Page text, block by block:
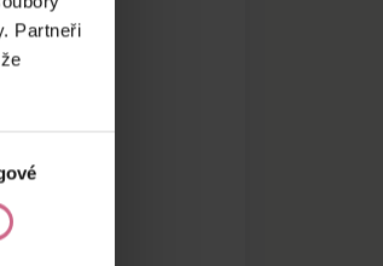
Partneři